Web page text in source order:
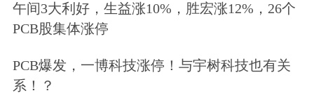
给予数字经济特殊政策利用数字经济推
动就业
午间3大利好，生益涨10%，胜宏涨12%，26个
PCB股集体涨停
PCB爆发，一博科技涨停！与宇树科技也有关
系！？